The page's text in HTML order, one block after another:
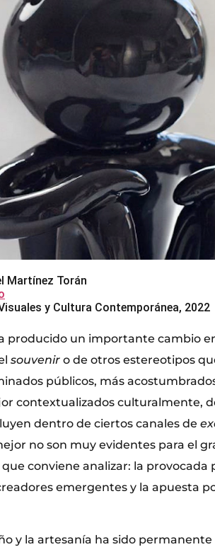
Martínez Torán
y Cultura Contemporánea, 2022
producido un importante cambio
souvenir o de otros estereotipos
públicos, más
contextualizados culturalmente,
dentro de ciertos canales de
no son muy evidentes para el
conviene analizar: la provocada
emergentes y la apuesta
y la artesanía ha sido